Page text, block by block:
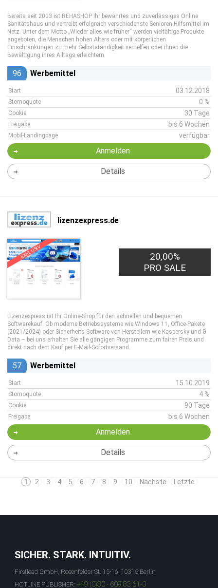
Bereits seit 2003 ist REHASHOP Ihr bewährtes und zuverlässiges Online
Sanitätshaus und vertreibt erfolgreich verschiedenste Senioren Hilfsmittel im
Netz. Unter dem Motto „Wieder alles wie früher“ werden vielfältige Produkte
angeboten, die Menschen hohen Alters oder mit körperlichen
Einschränkungen zu mehr Selbstständigkeit verhelfen oder ihnen die
Bewältigung ihres Alltags erleichtern.
96 Werbemittel
Start 03.12.2018
Stornoquote 0 %
Cookie 30 Tage
Freigabe bis 6 Wochen
Mobil-Landingpage verfügbar
Anmelden
Details
lizenzexpress.de
EXKLUSIV
20,00%
PRO SALE
Lizenzexpress ist Ihr Online-Shop für den schnellen und bequemen
Softwarekauf. Ob moderne Betriebssysteme wie Windows 11, Office-Pakete
(2021/2024) oder Sicherheits-Software von Herstellern wie Kaspersky und G
Data – bei uns erhalten Sie alle gängigen Programme zum fairen Preis und
direkt nach dem Kauf per E-Mail-Sofortversand.
57 Werbemittel
Start 15.10.2019
Stornoquote 4 %
Cookie 90 Tage
Freigabe bis 6 Wochen
Anmelden
Details
1 2 3 4 5 6 7 8 9 10 Nächste Letzte
SICHER. STARK. INTUITIV.
Firstlead GmbH, Rosenfelder St. 15-16, 10315 Berlin
HOTLINE PUBLISHER: +49 (0)30 - 609 83 61-0